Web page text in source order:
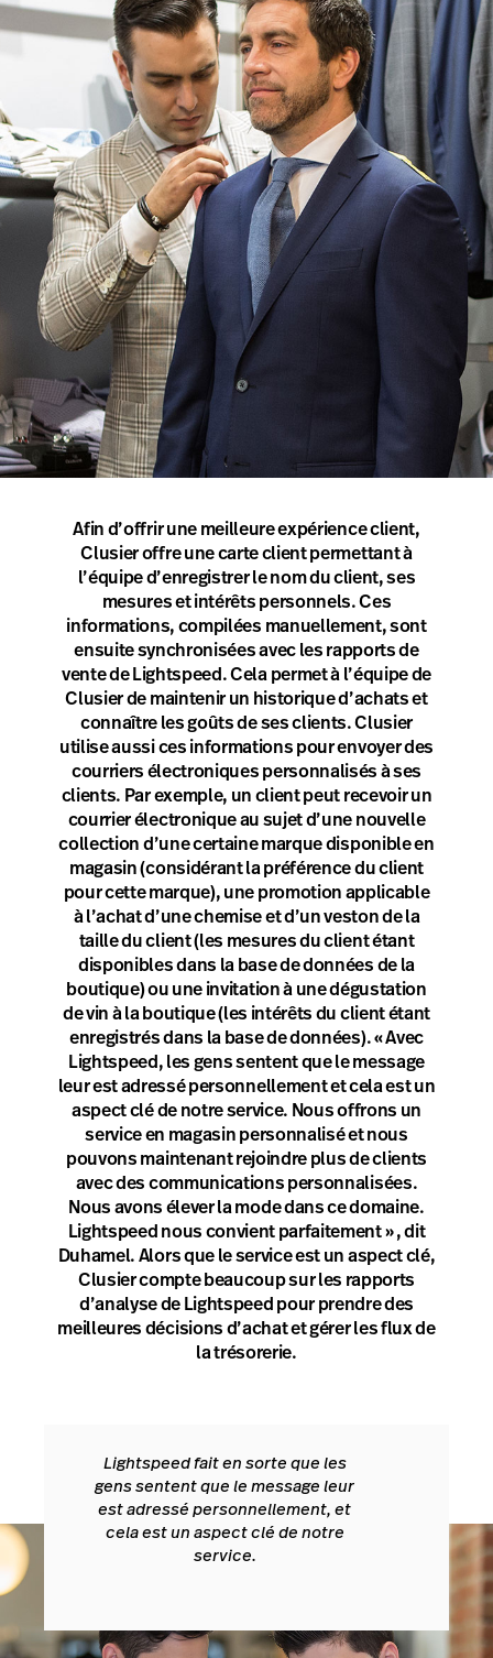
Afin d’offrir une meilleure expérience client,
Clusier offre une carte client permettant à
l’équipe d’enregistrer le nom du client, ses
mesures et intérêts personnels. Ces
informations, compilées manuellement, sont
ensuite synchronisées avec les rapports de
vente de Lightspeed. Cela permet à l’équipe de
Clusier de maintenir un historique d’achats et
connaître les goûts de ses clients. Clusier
utilise aussi ces informations pour envoyer des
courriers électroniques personnalisés à ses
clients. Par exemple, un client peut recevoir un
courrier électronique au sujet d’une nouvelle
collection d’une certaine marque disponible en
magasin (considérant la préférence du client
pour cette marque), une promotion applicable
à l’achat d’une chemise et d’un veston de la
taille du client (les mesures du client étant
disponibles dans la base de données de la
boutique) ou une invitation à une dégustation
de vin à la boutique (les intérêts du client étant
enregistrés dans la base de données). « Avec
Lightspeed, les gens sentent que le message
leur est adressé personnellement et cela est un
aspect clé de notre service. Nous offrons un
service en magasin personnalisé et nous
pouvons maintenant rejoindre plus de clients
avec des communications personnalisées.
Nous avons élever la mode dans ce domaine.
Lightspeed nous convient parfaitement » , dit
Duhamel. Alors que le service est un aspect clé,
Clusier compte beaucoup sur les rapports
d’analyse de Lightspeed pour prendre des
meilleures décisions d’achat et gérer les flux de
la trésorerie.
Lightspeed fait en sorte que les
gens sentent que le message leur
est adressé personnellement, et
cela est un aspect clé de notre
service.